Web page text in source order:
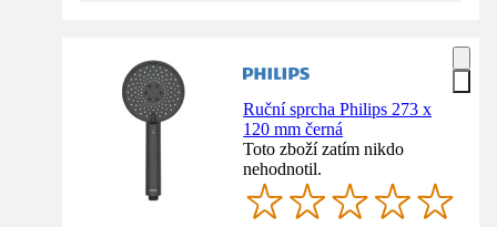
Ruční sprcha Philips 273 x
120 mm černá
Toto zboží zatím nikdo
nehodnotil.